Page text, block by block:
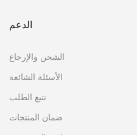
الدعم
الشحن والإرجاع
الأسئلة الشائعة
تتبع الطلب
ضمان المنتجات